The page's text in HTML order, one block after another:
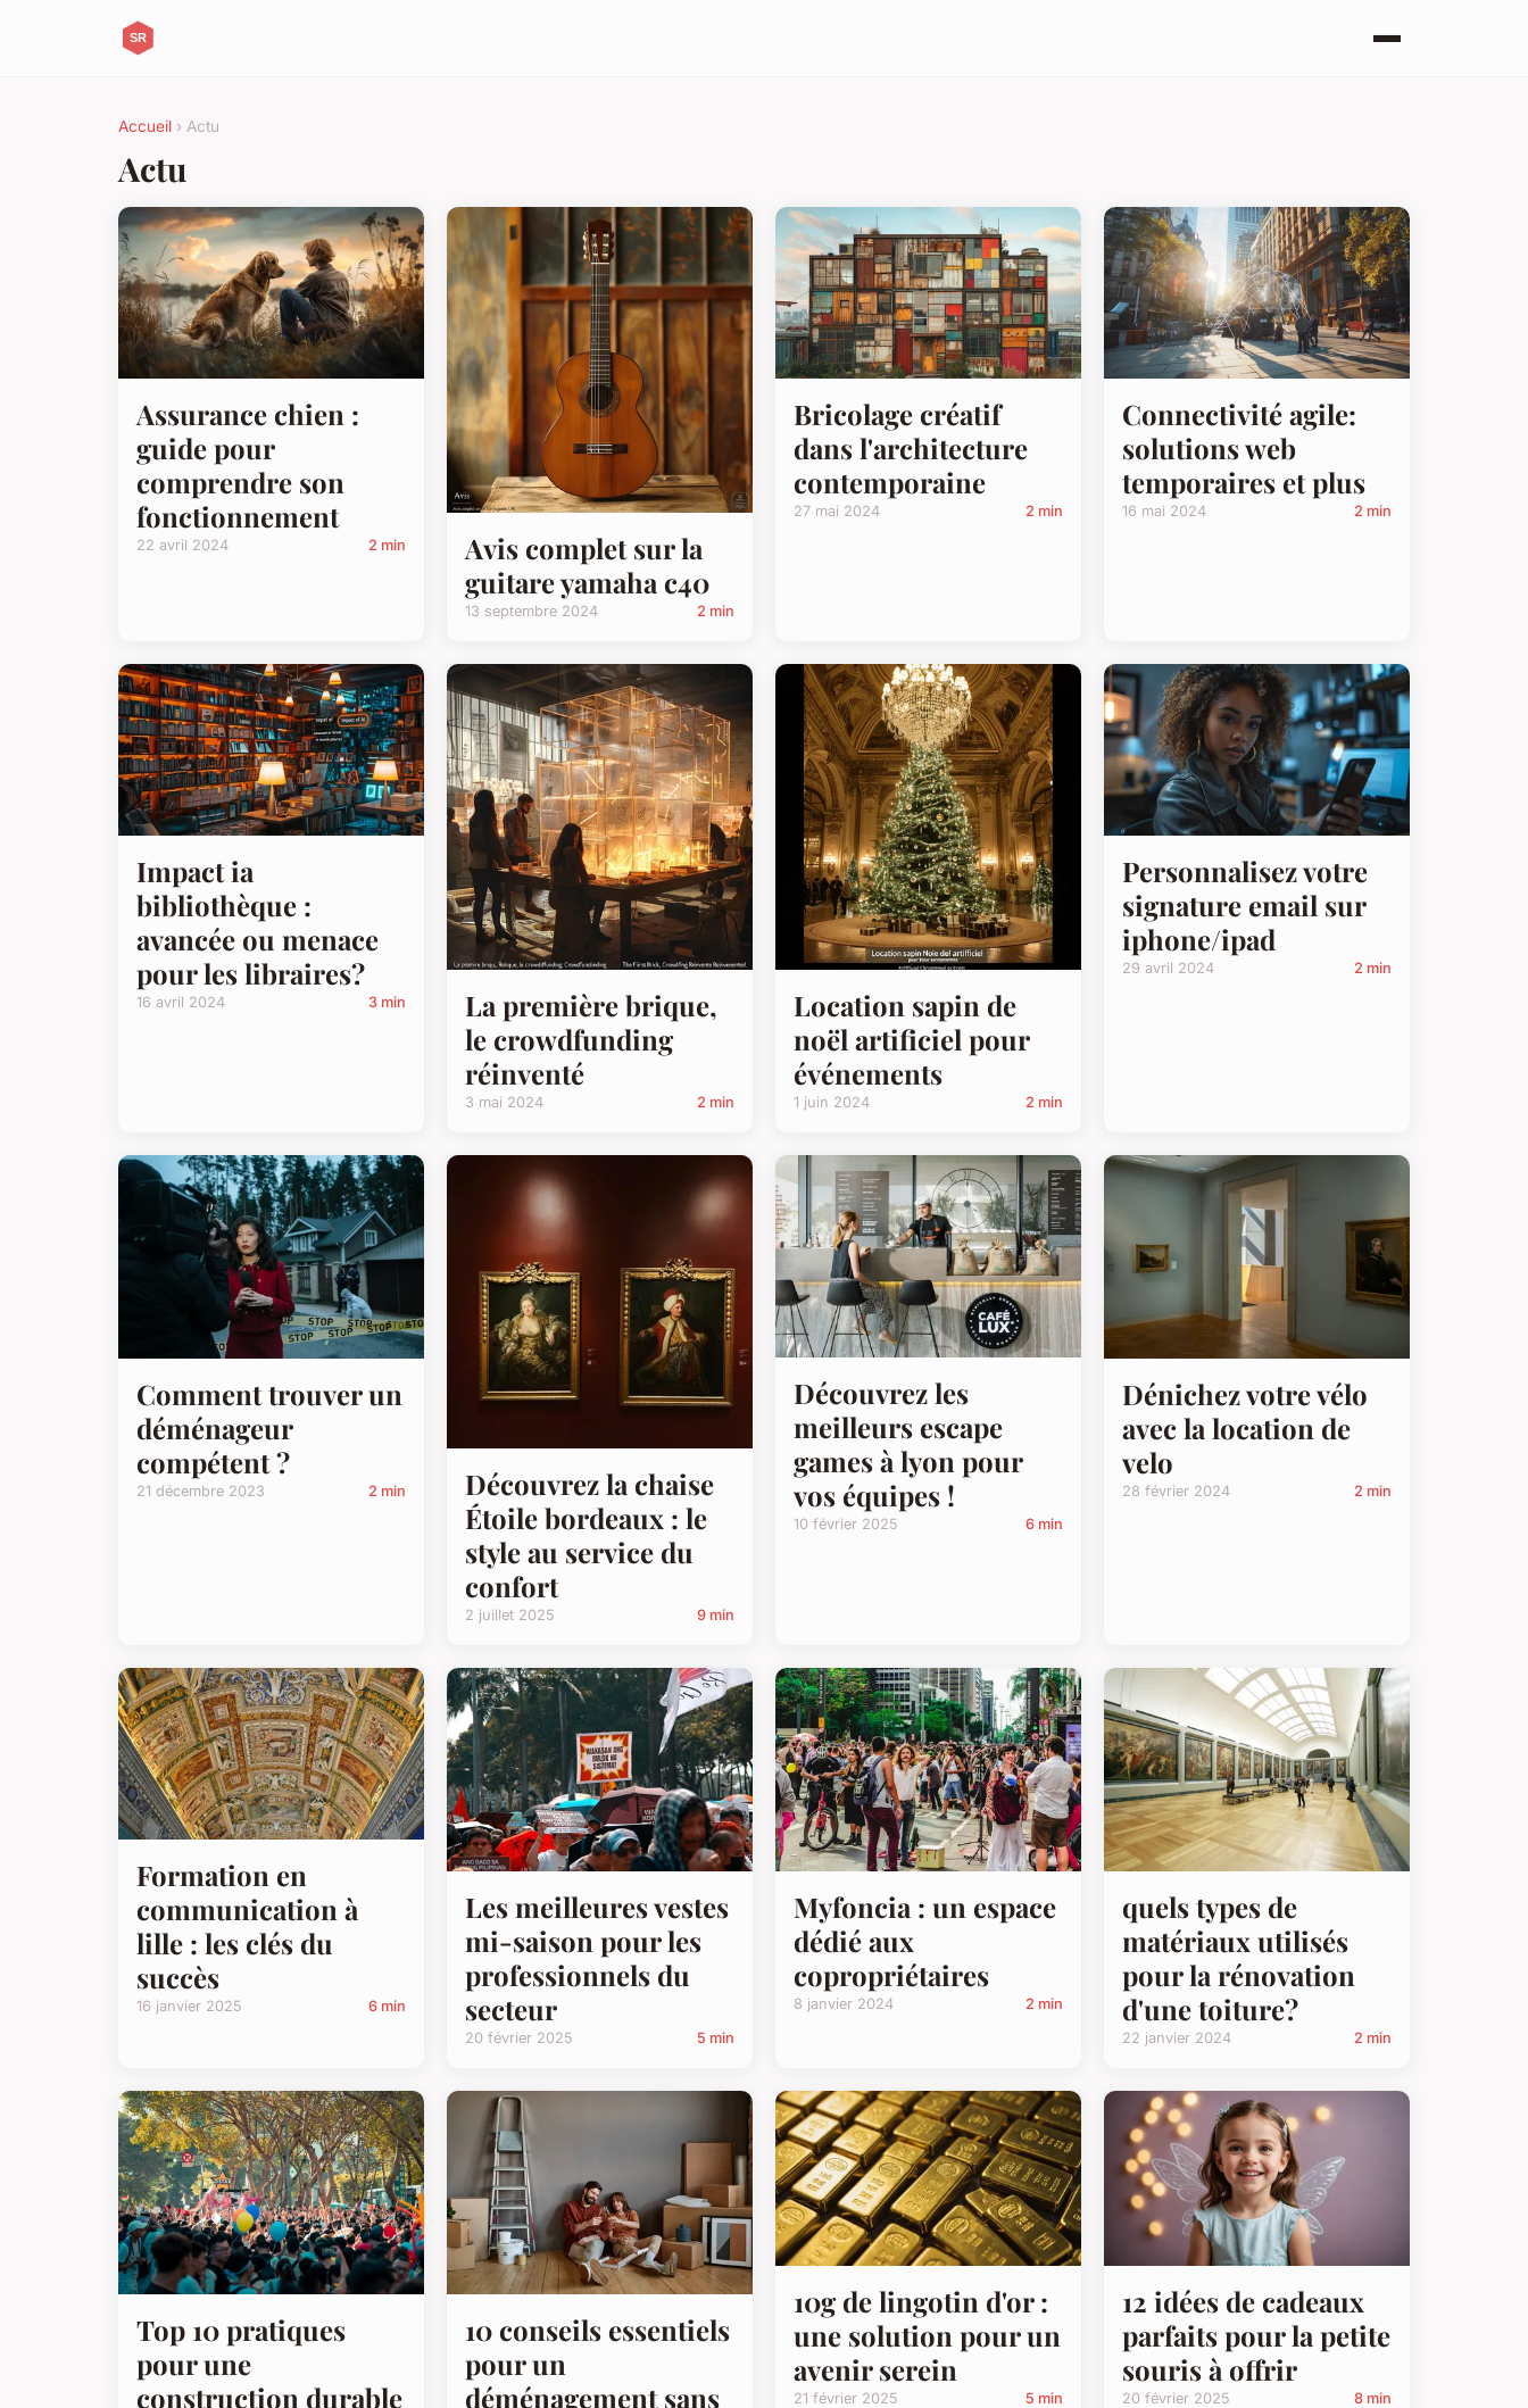
Accueil › Actu
Actu
Assurance chien :
guide pour
comprendre son
fonctionnement
22 avril 2024 2 min
Avis complet sur la
guitare yamaha c40
13 septembre 2024 2 min
Bricolage créatif
dans l'architecture
contemporaine
27 mai 2024 2 min
Connectivité agile:
solutions web
temporaires et plus
16 mai 2024 2 min
Impact ia
bibliothèque :
avancée ou menace
pour les libraires?
16 avril 2024 3 min
La première brique,
le crowdfunding
réinventé
3 mai 2024 2 min
Location sapin de
noël artificiel pour
événements
1 juin 2024 2 min
Personnalisez votre
signature email sur
iphone/ipad
29 avril 2024 2 min
Comment trouver un
déménageur
compétent ?
21 décembre 2023 2 min
Découvrez la chaise
Étoile bordeaux : le
style au service du
confort
2 juillet 2025 9 min
Découvrez les
meilleurs escape
games à lyon pour
vos équipes !
10 février 2025 6 min
Dénichez votre vélo
avec la location de
velo
28 février 2024 2 min
Formation en
communication à
lille : les clés du
succès
16 janvier 2025 6 min
Les meilleures vestes
mi-saison pour les
professionnels du
secteur
20 février 2025 5 min
Myfoncia : un espace
dédié aux
copropriétaires
8 janvier 2024 2 min
quels types de
matériaux utilisés
pour la rénovation
d'une toiture?
22 janvier 2024 2 min
Top 10 pratiques
pour une
construction durable
10 conseils essentiels
pour un
déménagement sans
10g de lingotin d'or :
une solution pour un
avenir serein
21 février 2025 5 min
12 idées de cadeaux
parfaits pour la petite
souris à offrir
20 février 2025 8 min